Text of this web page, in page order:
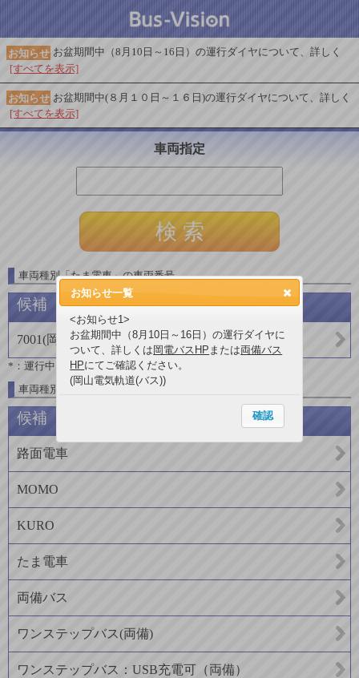
お知らせ お盆期間中（8月10日～16日）の運行ダイヤについて、詳しく
[すべてを表示]
お知らせ お盆期間中(８月１０日～１６日)の運行ダイヤについて、詳しく
[すべてを表示]
車両指定
車両種別「たま電車」の車両番号
候補
7001(岡山電気軌道
*：運行中
車両種別一覧
候補
路面電車
MOMO
KURO
たま電車
両備バス
ワンステップバス(両備)
ワンステップバス：USB充電可（両備）
お知らせ一覧
<お知らせ1>
お盆期間中（8月10日～16日）の運行ダイヤに
ついて、詳しくは 岡電バスHP または両備バス
HPにてご確認ください。
(岡山電気軌道(バス))
確認